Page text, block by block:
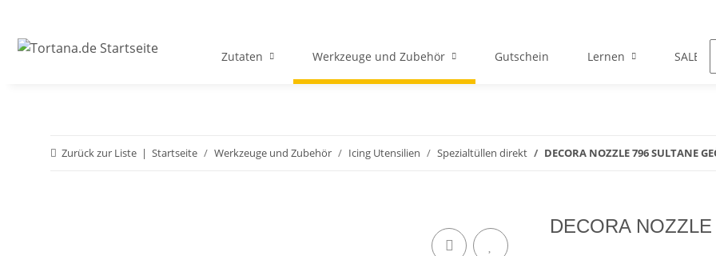
Zutaten Werkzeuge und Zubehör Gutschein Lernen SALE
Zurück zur Liste Startseite Werkzeuge und Zubehör Icing Utensilien Spezialtüllen direkt DECORA NOZZLE 796 SULTANE
DECORA